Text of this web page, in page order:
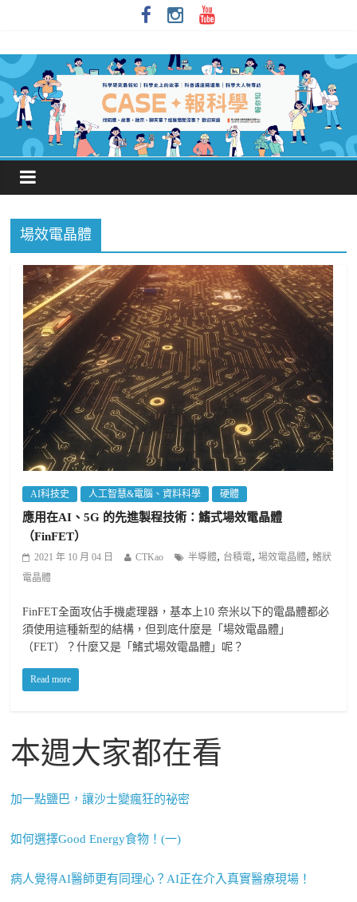
場效電晶體
AI科技史 人工智慧&電腦、資料科學 硬體
應用在AI、5G 的先進製程技術：鰭式場效電晶體
（FinFET）
2021 年 10 月 04 日 CTKao 半導體, 台積電,場效電晶體,鰭狀
電晶體
FinFET全面攻佔手機處理器，基本上10 奈米以下的電晶體都必
須使用這種新型的結構，但到底什麼是「場效電晶體」
（FET）？什麼又是「鰭式場效電晶體」呢？
Read more
本週大家都在看
加一點鹽巴，讓沙士變瘋狂的祕密
如何選擇Good Energy食物！(一)
病人覺得AI醫師更有同理心？AI正在介入真實醫療現場！